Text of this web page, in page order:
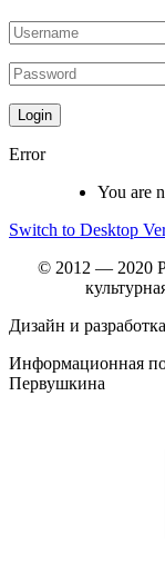
Error
You are
Switch to Desktop
© 2012 — 2020
Дизайн и
Информационная
Первушкина